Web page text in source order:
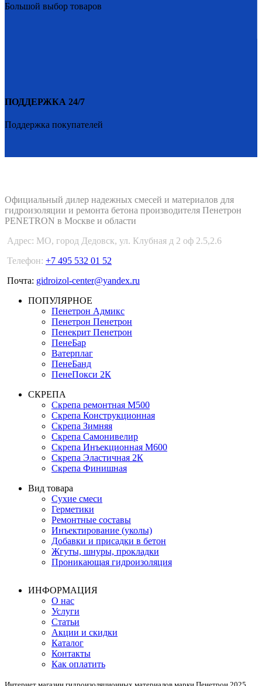
Большой выбор товаров
ПОДДЕРЖКА 24/7
Поддержка покупателей
Официальный дилер надежных смесей и материалов для
гидроизоляции и ремонта бетона производителя Пенетрон
PENETRON в Москве и области
Адрес: МО, город Дедовск, ул. Клубная д 2 оф 2.5,2.6
Телефон: +7 495 532 01 52
Почта: gidroizol-center@yandex.ru
ПОПУЛЯРНОЕ
Пенетрон Адмикс
Пенетрон Пенетрон
Пенекрит Пенетрон
ПенеБар
Ватерплаг
ПенеБанд
ПенеПокси 2К
СКРЕПА
Скрепа ремонтная М500
Скрепа Конструкционная
Скрепа Зимняя
Скрепа Самонивелир
Скрепа Инъекционная М600
Скрепа Эластичная 2К
Скрепа Финишная
Вид товара
Сухие смеси
Герметики
Ремонтные составы
Инъектирование (уколы)
Добавки и присадки в бетон
Жгуты, шнуры, прокладки
Проникающая гидроизоляция
ИНФОРМАЦИЯ
О нас
Услуги
Статьи
Акции и скидки
Каталог
Контакты
Как оплатить